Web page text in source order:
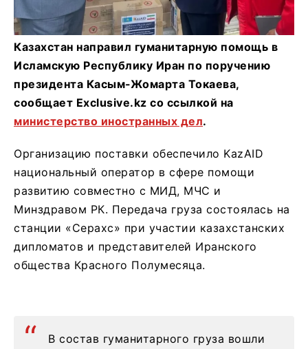
Казахстан направил гуманитарную помощь в
Исламскую Республику Иран по поручению
президента Касым-Жомарта Токаева,
сообщает Exclusive.kz со ссылкой на
министерство иностранных дел.
Организацию поставки обеспечило KazAID
национальный оператор в сфере помощи
развитию совместно с МИД, МЧС и
Минздравом РК. Передача груза состоялась на
станции «Серахс» при участии казахстанских
дипломатов и представителей Иранского
общества Красного Полумесяца.
В состав гуманитарного груза вошли